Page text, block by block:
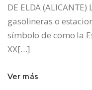
DE ELDA
gasolineras o
símbolo de como la
XX[…]
Ver más